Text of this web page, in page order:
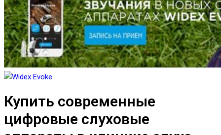
Купить современные
цифровые слуховые